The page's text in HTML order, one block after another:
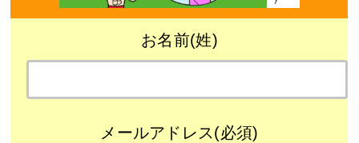
お名前(姓)
メールアドレス(必須)